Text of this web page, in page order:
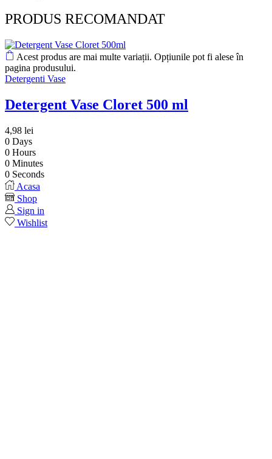
PRODUS RECOMANDAT
Acest produs are mai multe variații. Opțiunile pot fi alese în
pagina produsului.
Detergenti Vase
Detergent Vase Cloret 500 ml
4,98 lei
0 Days
0 Hours
0 Minutes
0 Seconds
Acasa
Shop
Sign in
Wishlist